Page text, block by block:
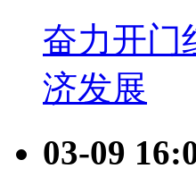
奋力开门
济发展
03-09